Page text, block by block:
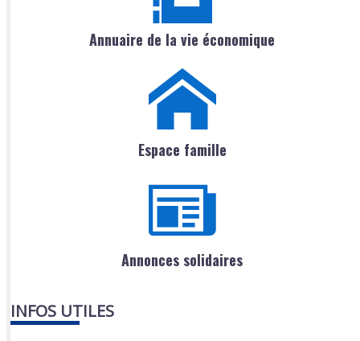
Annuaire de la vie économique
Espace famille
Annonces solidaires
INFOS UTILES